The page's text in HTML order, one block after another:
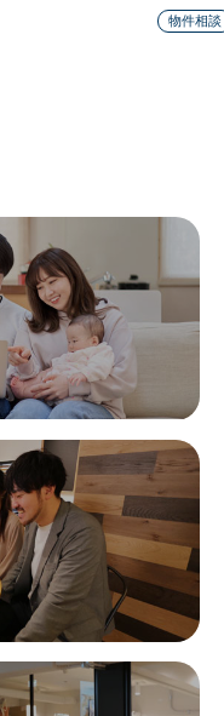
物件相談